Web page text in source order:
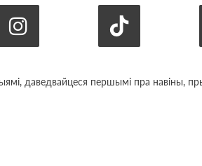
даведвайцеся першымі пра навіны,